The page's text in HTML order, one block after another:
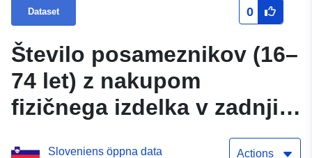
Dataset 0
Število posameznikov (16–
74 let) z nakupom
fizičnega izdelka v zadnjih
Sloveniens öppna data Actions